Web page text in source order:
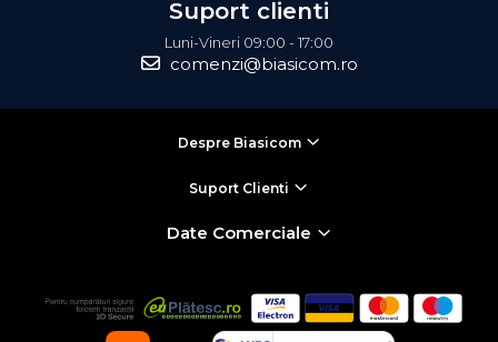
Suport clienti
Luni-Vineri 09:00 - 17:00
comenzi@biasicom.ro
Despre Biasicom
Suport Clienti
Date Comerciale